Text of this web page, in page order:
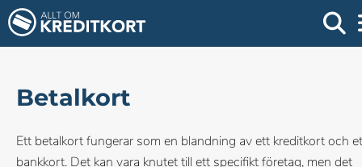
Betalkort
Ett betalkort fungerar som en blandning av ett kreditkort och
bankkort. Det kan vara knutet till ett specifikt företag, men det